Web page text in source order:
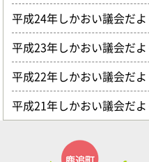
平成24年しかおい議会だよ
平成23年しかおい議会だよ
平成22年しかおい議会だよ
平成21年しかおい議会だよ